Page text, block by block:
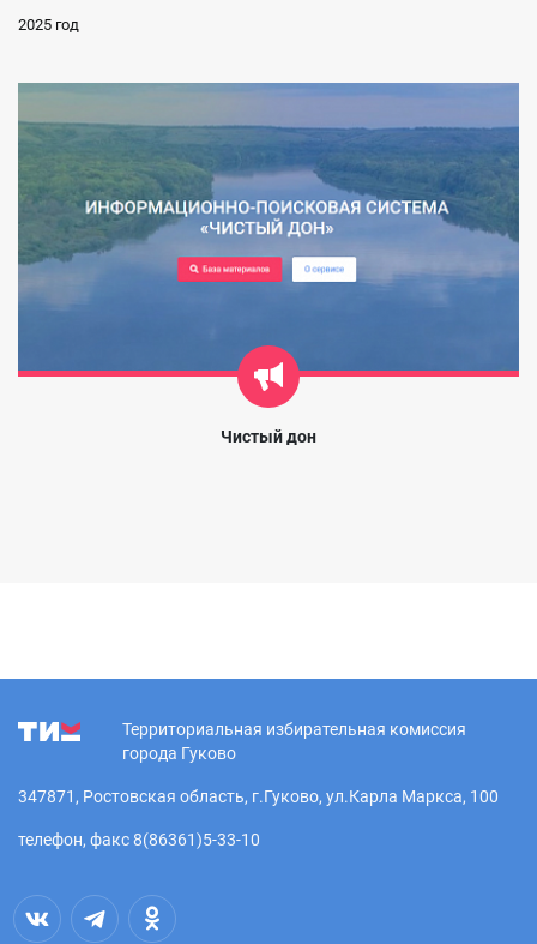
2025 год
Чистый дон
Территориальная избирательная комиссия
города Гуково
347871, Ростовская область, г.Гуково, ул.Карла Маркса, 100
телефон, факс 8(86361)5-33-10